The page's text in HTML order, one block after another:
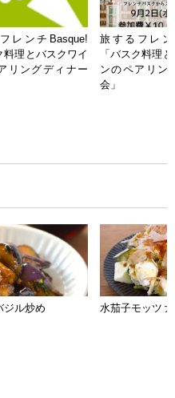
レンチBasque!
料理とバスクワイ
リングディナー
旅するフレン
「バスク料理
ンのペアリン
会」
ジル炒め 水茄子モッツァ